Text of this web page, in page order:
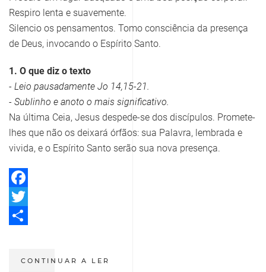
Respiro lenta e suavemente.
Silencio os pensamentos. Tomo consciência da presença
de Deus, invocando o Espírito Santo.
1. O que diz o texto
- Leio pausadamente Jo 14,15-21.
- Sublinho e anoto o mais significativo.
Na última Ceia, Jesus despede-se dos discípulos. Promete-
lhes que não os deixará órfãos: sua Palavra, lembrada e
vivida, e o Espírito Santo serão sua nova presença.
Facebook
Twitter
CONTINUAR A LER